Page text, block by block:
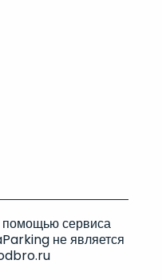
сервиса
не является